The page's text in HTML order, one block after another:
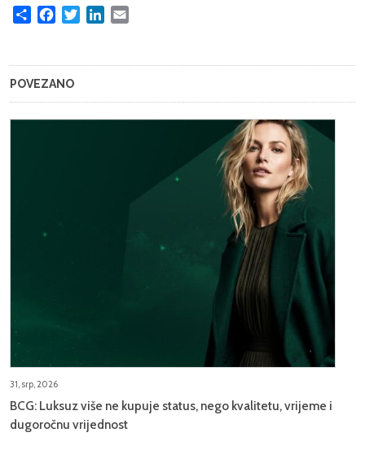
Share FacebookTwitterLinkedIn
POVEZANO
31, srp, 2026
BCG: Luksuz više ne kupuje status, nego kvalitetu, vrijeme i
dugoročnu vrijednost